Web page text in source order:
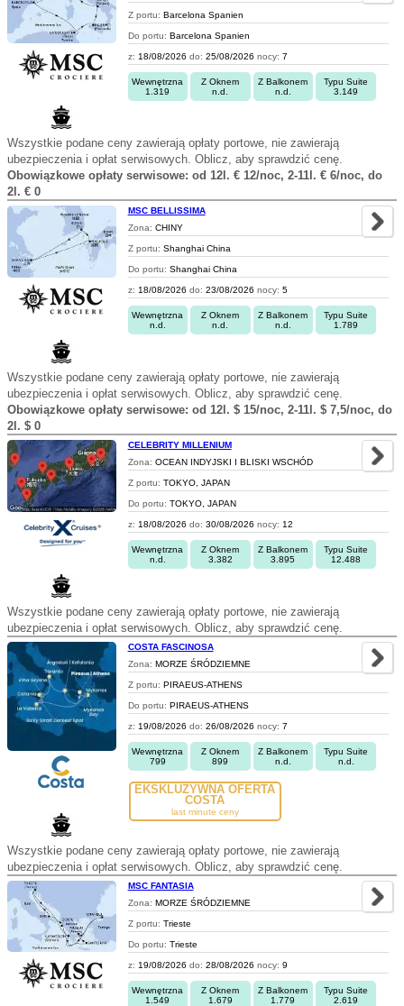
Z portu: Barcelona Spanien
Do portu: Barcelona Spanien
z: 18/08/2026 do: 25/08/2026 nocy: 7
Wewnętrzna
1.319
Z Oknem
n.d.
Z Balkonem
n.d.
Typu Suite
3.149
Wszystkie podane ceny zawierają opłaty portowe, nie zawierają
ubezpieczenia i opłat serwisowych. Oblicz, aby sprawdzić cenę.
Obowiązkowe opłaty serwisowe: od 12l. € 12/noc, 2-11l. € 6/noc, do
2l. € 0
MSC BELLISSIMA
Zona: CHINY
Z portu: Shanghai China
Do portu: Shanghai China
z: 18/08/2026 do: 23/08/2026 nocy: 5
Wewnętrzna
n.d.
Z Oknem
n.d.
Z Balkonem
n.d.
Typu Suite
1.789
Wszystkie podane ceny zawierają opłaty portowe, nie zawierają
ubezpieczenia i opłat serwisowych. Oblicz, aby sprawdzić cenę.
Obowiązkowe opłaty serwisowe: od 12l. $ 15/noc, 2-11l. $ 7,5/noc, do
2l. $ 0
CELEBRITY MILLENIUM
Zona: OCEAN INDYJSKI I BLISKI WSCHÓD
Z portu: TOKYO, JAPAN
Do portu: TOKYO, JAPAN
z: 18/08/2026 do: 30/08/2026 nocy: 12
Wewnętrzna
n.d.
Z Oknem
3.382
Z Balkonem
3.895
Typu Suite
12.488
Wszystkie podane ceny zawierają opłaty portowe, nie zawierają
ubezpieczenia i opłat serwisowych. Oblicz, aby sprawdzić cenę.
COSTA FASCINOSA
Zona: MORZE ŚRÓDZIEMNE
Z portu: PIRAEUS-ATHENS
Do portu: PIRAEUS-ATHENS
z: 19/08/2026 do: 26/08/2026 nocy: 7
Wewnętrzna
799
Z Oknem
899
Z Balkonem
n.d.
Typu Suite
n.d.
EKSKLUZYWNA OFERTA
COSTA
last minute ceny
Wszystkie podane ceny zawierają opłaty portowe, nie zawierają
ubezpieczenia i opłat serwisowych. Oblicz, aby sprawdzić cenę.
MSC FANTASIA
Zona: MORZE ŚRÓDZIEMNE
Z portu: Trieste
Do portu: Trieste
z: 19/08/2026 do: 28/08/2026 nocy: 9
Wewnętrzna
1.549
Z Oknem
1.679
Z Balkonem
1.779
Typu Suite
2.619